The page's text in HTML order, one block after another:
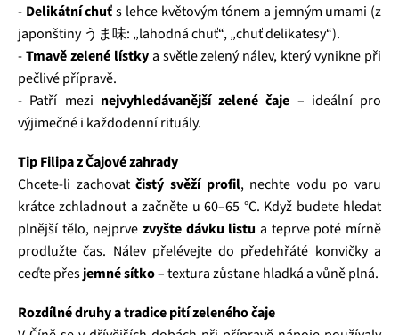
- Delikátní chuťs lehce květovým tónem a jemným umami (z
japonštiny うま味: „lahodná chuť“, „chuť delikatesy“).
-Tmavě zelené lístkya světle zelený nálev, který vynikne při
pečlivé přípravě.
- Patří mezi nejvyhledávanější zelené čaje – ideální pro
výjimečné i každodenní rituály.
Tip Filipa z Čajové zahrady
Chcete-li zachovatčistý svěží profil, nechte vodu po varu
krátce zchladnout a začněte u 60–65 °C. Když budete hledat
plnější tělo, nejprve zvyšte dávku listu a teprve poté mírně
prodlužte čas. Nálev přelévejte do předehřáté konvičky a
ceďte přesjemné sítko– textura zůstane hladká a vůně plná.
Rozdílné druhy a tradice pití zeleného čaje